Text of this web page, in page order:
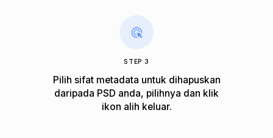
STEP 3
Pilih sifat metadata untuk dihapuskan
daripada PSD anda, pilihnya dan klik
ikon alih keluar.